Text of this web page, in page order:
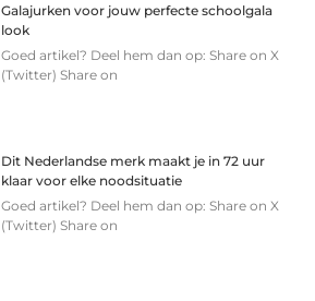
Galajurken voor jouw perfecte schoolgala
look
Goed artikel? Deel hem dan op: Share on X
(Twitter) Share on
Dit Nederlandse merk maakt je in 72 uur
klaar voor elke noodsituatie
Goed artikel? Deel hem dan op: Share on X
(Twitter) Share on